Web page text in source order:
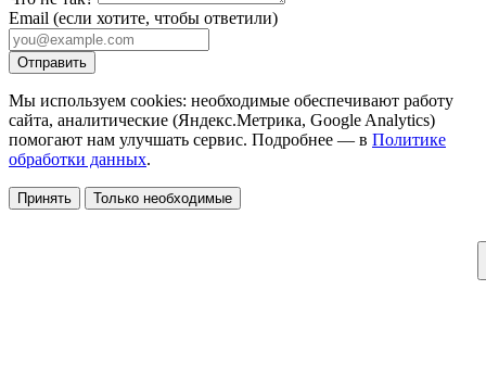
Email (если хотите, чтобы ответили)
Отправить
Мы используем cookies: необходимые обеспечивают работу
сайта, аналитические (Яндекс.Метрика, Google Analytics)
помогают нам улучшать сервис. Подробнее — в Политике
обработки данных.
Принять Только необходимые